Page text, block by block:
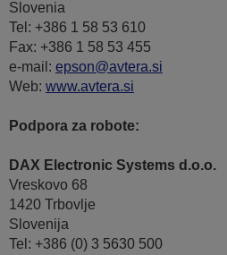
Slovenia
Tel: +386 1 58 53 610
Fax: +386 1 58 53 455
e-mail: epson@avtera.si
Web: www.avtera.si
Podpora za robote:
DAX Electronic Systems d.o.o.
Vreskovo 68
1420 Trbovlje
Slovenija
Tel: +386 (0) 3 5630 500